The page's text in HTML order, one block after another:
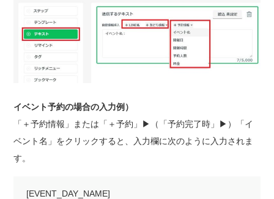
イベント予約の場合の入力例）
「＋予約情報」または「＋予約」▶（「予約完了時」▶）「イ
ベント名」をクリックすると、入力欄に次のように入力されま
す。
[EVENT_DAY_NAME]